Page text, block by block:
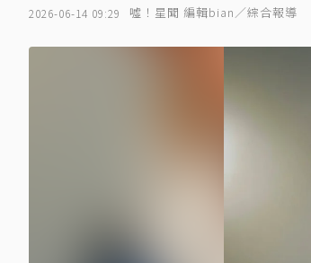
2026-06-14 09:29 噓！星聞 編輯bian／綜合報導